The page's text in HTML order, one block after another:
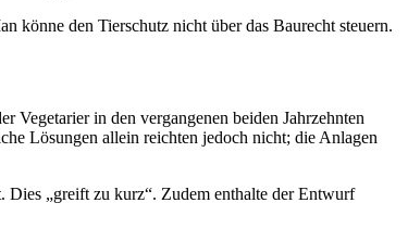
könne den Tierschutz nicht über das Baurecht steuern.
Vegetarier in den vergangenen beiden Jahrzehnten
Lösungen allein reichten jedoch nicht; die Anlagen
Dies „greift zu kurz“. Zudem enthalte der Entwurf